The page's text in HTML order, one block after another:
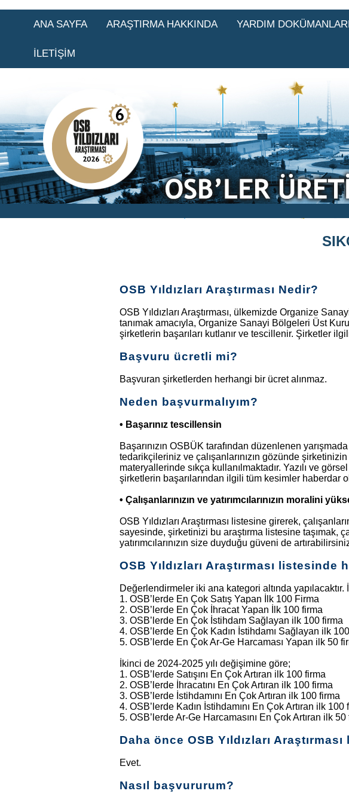
ANA SAYFA ARAŞTIRMA HAKKINDA YARDIM
İLETİŞİM
OSB Yıldızları Araştırması Nedir?
OSB Yıldızları Araştırması, ülkemizde Organize
tanımak amacıyla, Organize Sanayi Bölgeleri Üst
şirketlerin başarıları kutlanır ve tescillenir. Şirketler
Başvuru ücretli mi?
Başvuran şirketlerden herhangi bir ücret alınmaz.
Neden başvurmalıyım?
• Başarınız tescillensin
Başarınızın OSBÜK tarafından düzenlenen
tedarikçileriniz ve çalışanlarınızın gözünde
materyallerinde sıkça kullanılmaktadır. Yazılı ve
şirketlerin başarılarından ilgili tüm kesimler haberdar
• Çalışanlarınızın ve yatırımcılarınızın moralini
OSB Yıldızları Araştırması listesine girerek,
sayesinde, şirketinizi bu araştırma listesine taşımak,
yatırımcılarınızın size duyduğu güveni de
OSB Yıldızları Araştırması
Değerlendirmeler iki ana kategori altında yapılacaktır.
1. OSB’lerde En Çok Satış Yapan İlk 100 Firma
2. OSB’lerde En Çok İhracat Yapan İlk 100 firma
3. OSB’lerde En Çok İstihdam Sağlayan ilk 100 firma
4. OSB’lerde En Çok Kadın İstihdamı Sağlayan ilk
5. OSB’lerde En Çok Ar-Ge Harcaması Yapan ilk 50
İkinci de 2024-2025 yılı değişimine göre;
1. OSB’lerde Satışını En Çok Artıran ilk 100 firma
2. OSB’lerde İhracatını En Çok Artıran ilk 100 firma
3. OSB’lerde İstihdamını En Çok Artıran ilk 100 firma
4. OSB’lerde Kadın İstihdamını En Çok Artıran ilk 100
5. OSB’lerde Ar-Ge Harcamasını En Çok Artıran ilk 50
Daha önce OSB Yıldızları
Evet.
Nasıl başvururum?